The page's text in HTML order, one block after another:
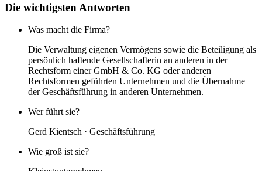
Die wichtigsten Antworten
Was macht die Firma?
Die Verwaltung eigenen Vermögens sowie die Beteiligung als
persönlich haftende Gesellschafterin an anderen in der
Rechtsform einer GmbH & Co. KG oder anderen
Rechtsformen geführten Unternehmen und die Übernahme
der Geschäftsführung in anderen Unternehmen.
Wer führt sie?
Gerd Kientsch · Geschäftsführung
Wie groß ist sie?